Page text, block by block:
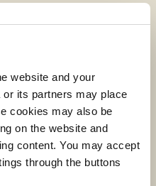
website and your
its partners may place
cookies may also be
on the website and
content. You may accept
through the buttons